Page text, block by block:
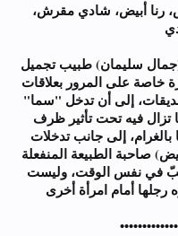
رنا أبيض، شادي مقرش،
سليمان) طبيب تجميل
خاصة على المرور بعلاقات
إلى أن تدخل "سما"
تزال فيه تحت تأثير ظرف
إلى جانب تدخلات
صاحبة الطبيعة المنفعلة
في نفس الوقت، وليست
أمام امرأة أخرى